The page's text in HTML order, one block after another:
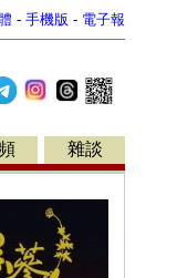
- 手機版 - 電子報
雜談